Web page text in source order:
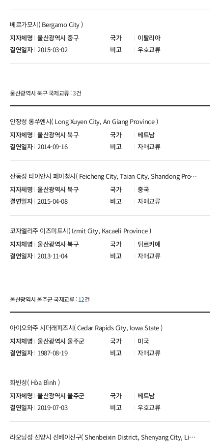
울산광역시 중구 이탈리아
베르가모시( Bergamo City )
2015-03-02 우호교류
울산광역시 북구 국제교류 :3건
울산광역시 북구 베트남
안장성 롱쑤엔시( Long Xuyen City, An Giang Province )
2014-09-16 자매교류
울산광역시 북구 중국
산둥성 타이안시 페이청시( Feicheng City, Taian City, Shandong Province )
2015-04-08 자매교류
울산광역시 북구 튀르키예
코자엘리주 이즈미트시( Izmit City, Kacaeli Province )
2013-11-04 자매교류
울산광역시 울주군 국제교류 :12건
울산광역시 울주군 미국
아이오와주 시더래피즈시( Cedar Rapids City, Iowa State )
1987-08-19 자매교류
울산광역시 울주군 베트남
화빈성( Hòa Bình )
2019-07-03 우호교류
랴오닝성 선양시 선베이신구( Shenbeixin District, Shenyang City, Liaoning Province )